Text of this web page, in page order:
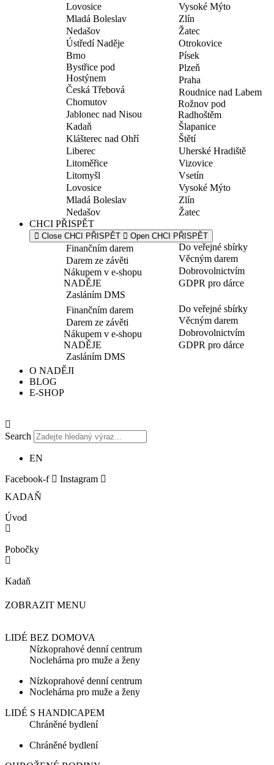
Lovosice
Mladá Boleslav
Nedašov
Vysoké Mýto
Zlín
Žatec
Ústředí Naděje
Brno
Bystřice pod
Hostýnem
Česká Třebová
Chomutov
Jablonec nad Nisou
Kadaň
Klášterec nad Ohří
Liberec
Litoměřice
Litomyšl
Lovosice
Mladá Boleslav
Nedašov
Otrokovice
Písek
Plzeň
Praha
Roudnice nad Labem
Rožnov pod
Radhoštěm
Šlapanice
Štětí
Uherské Hradiště
Vizovice
Vsetín
Vysoké Mýto
Zlín
Žatec
CHCI PŘISPĚT
Close CHCI PŘISPĚT Open CHCI PŘISPĚT
Finančním darem
Darem ze závěti
Nákupem v e-shopu
NADĚJE
Zasláním DMS
Do veřejné sbírky
Věcným darem
Dobrovolnictvím
GDPR pro dárce
Finančním darem
Darem ze závěti
Nákupem v e-shopu
NADĚJE
Zasláním DMS
Do veřejné sbírky
Věcným darem
Dobrovolnictvím
GDPR pro dárce
O NADĚJI
BLOG
E-SHOP
Search
EN
Facebook-f
Instagram
KADAŇ
Úvod
Pobočky
Kadaň
ZOBRAZIT MENU
LIDÉ BEZ DOMOVA
Nízkoprahové denní centrum
Noclehárna pro muže a ženy
Nízkoprahové denní centrum
Noclehárna pro muže a ženy
LIDÉ S HANDICAPEM
Chráněné bydlení
Chráněné bydlení